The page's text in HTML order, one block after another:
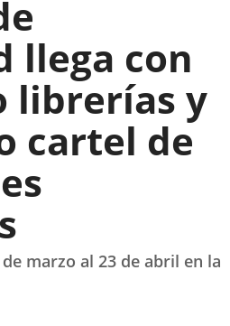
llega con
librerías y
cartel de
marzo al 23 de abril en la